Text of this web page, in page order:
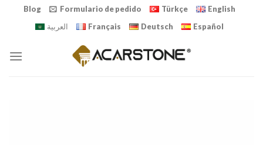
Blog Formulario de pedido Türkçe
English
العربية
Français Deutsch Español